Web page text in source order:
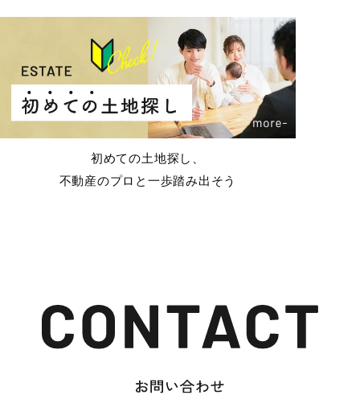
初めての土地探し、
不動産のプロと一歩踏み出そう